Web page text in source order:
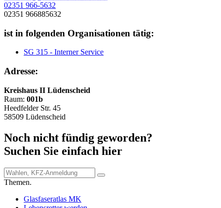
02351 966-5632
02351 966885632
ist in folgenden Organisationen tätig:
SG 315 - Interner Service
Adresse:
Kreishaus II Lüdenscheid
Raum: 001b
Heedfelder Str. 45
58509 Lüdenscheid
Noch nicht fündig geworden?
Suchen Sie einfach hier
Themen.
Glasfaseratlas MK